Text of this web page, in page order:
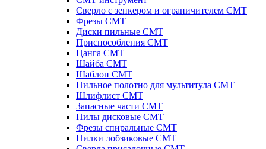
Сверло с зенкером и ограничителем CMT
Фрезы CMT
Диски пильные CMT
Приспособления СМТ
Цанга CMT
Шайба CMT
Шаблон CMT
Пильное полотно для мультитула CMT
Шлифлист CMT
Запасные части CMT
Пилы дисковые CMT
Фрезы спиральные CMT
Пилки лобзиковые СМТ